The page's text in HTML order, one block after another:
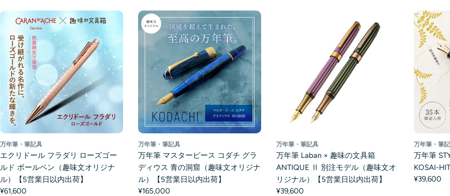
万年筆・筆記具
エクリドール フラダリ ローズゴー
ルド ボールペン（趣味文オリジナ
ル）【5営業日以内出荷】
¥61,600
万年筆・筆記具
万年筆 マスターピース コダチ グラ
ディウス 青の洞窟（趣味文オリジナ
ル）【5営業日以内出荷】
¥165,000
万年筆・筆記具
万年筆 Laban × 趣味の文具箱
ANTIQUE Ⅱ 別注モデル（趣味文オ
リジナル）【5営業日以内出荷】
¥39,600
万年筆・筆
万年筆
KOSAI-
¥39,600